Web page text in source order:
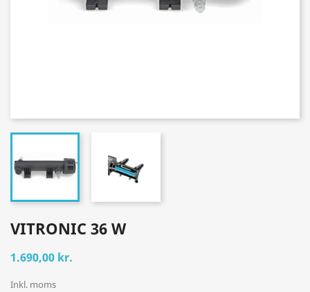
VITRONIC 36 W
1.690,00 kr.
Inkl. moms